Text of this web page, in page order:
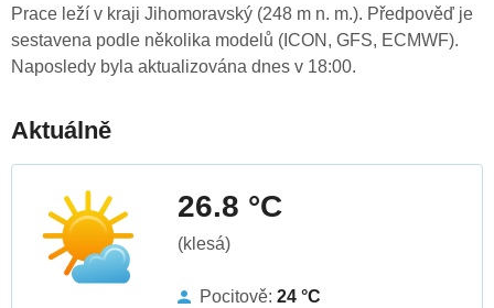
Prace leží v kraji Jihomoravský (248 m n. m.). Předpověď je
sestavena podle několika modelů (ICON, GFS, ECMWF).
Naposledy byla aktualizována dnes v 18:00.
Aktuálně
26.8 °C
(klesá)
Pocitově: 24 °C